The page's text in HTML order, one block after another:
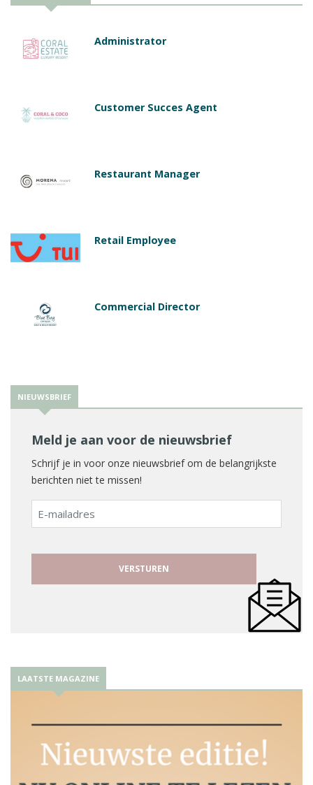
Administrator
Customer Succes Agent
Restaurant Manager
Retail Employee
Commercial Director
NIEUWSBRIEF
Meld je aan voor de nieuwsbrief
Schrijf je in voor onze nieuwsbrief om de belangrijkste
berichten niet te missen!
E-
mailadres
LAATSTE MAGAZINE